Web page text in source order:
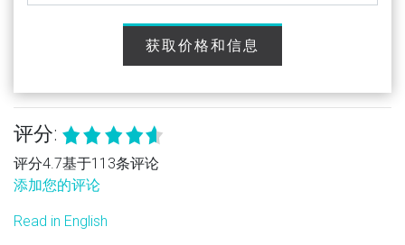
获取价格和信息
评分:
评分4.7基于113条评论
添加您的评论
Read in English